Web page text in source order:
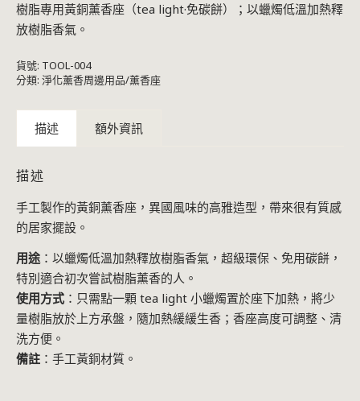
樹脂專用黃銅薰香座（tea light·免碳餅）；以蠟燭低溫加熱釋
放樹脂香氣。
貨號: TOOL-004
分類: 淨化薰香周邊用品/薰香座
描述 額外資訊
描述
手工製作的黃銅薰香座，異國風味的高雅造型，帶來很有質感
的居家擺設。
用途 ：以蠟燭低溫加熱釋放樹脂香氣，超級環保、免用碳餅，
特別適合初次嘗試樹脂薰香的人。
使用方式 ：只需點一顆 tea light 小蠟燭置於座下加熱，將少
量樹脂放於上方承盤，隨加熱緩緩生香；香座高度可調整、清
洗方便。
備註 ：手工黃銅材質。